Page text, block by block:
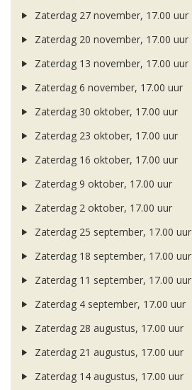
Zaterdag 27 november, 17.00 uur
Zaterdag 20 november, 17.00 uur
Zaterdag 13 november, 17.00 uur
Zaterdag 6 november, 17.00 uur
Zaterdag 30 oktober, 17.00 uur
Zaterdag 23 oktober, 17.00 uur
Zaterdag 16 oktober, 17.00 uur
Zaterdag 9 oktober, 17.00 uur
Zaterdag 2 oktober, 17.00 uur
Zaterdag 25 september, 17.00 uur
Zaterdag 18 september, 17.00 uur
Zaterdag 11 september, 17.00 uur
Zaterdag 4 september, 17.00 uur
Zaterdag 28 augustus, 17.00 uur
Zaterdag 21 augustus, 17.00 uur
Zaterdag 14 augustus, 17.00 uur